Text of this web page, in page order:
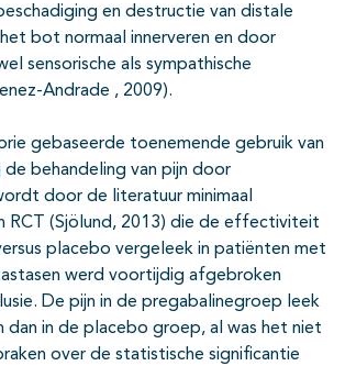
en destructie van distale
bot normaal innerveren en door
sensorische als sympathische
Andrade , 2009).
gebaseerde toenemende gebruik van
behandeling van pijn door
door de literatuur minimaal
RCT (Sjölund, 2013) die de effectiviteit
placebo vergeleek in patiënten met
werd voortijdig afgebroken
De pijn in de pregabalinegroep leek
dan in de placebo groep, al was het niet
over de statistische significantie